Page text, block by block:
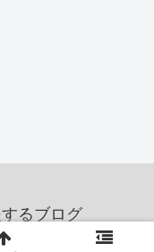
るブログ
するブログ.